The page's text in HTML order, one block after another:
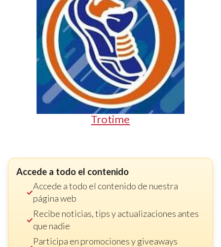
Trotime
Accede a todo el contenido
Accede a todo el contenido de nuestra
página web
Recibe noticias, tips y actualizaciones antes
que nadie
Participa en promociones y giveaways